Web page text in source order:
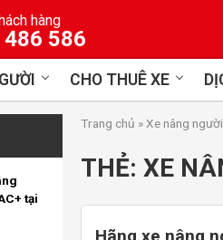
hàng
586
CHO THUÊ XE
Trang chủ »Xe nâng
THẺ: XE
Hãng xe nâng
tại